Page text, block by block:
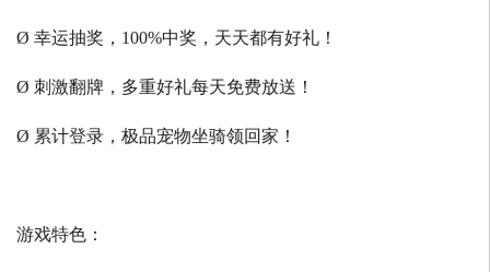
Ø 幸运抽奖，100%中奖，天天都有好礼！
Ø 刺激翻牌，多重好礼每天免费放送！
Ø 累计登录，极品宠物坐骑领回家！
游戏特色：